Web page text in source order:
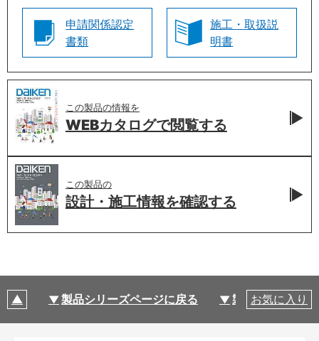
申請関係認定
書類
施工・取扱説
明書
この製品の情報を
WEBカタログで閲覧する
この製品の
設計・施工情報を確認する
製品シリーズページに戻る 製品仕様
お気に入り